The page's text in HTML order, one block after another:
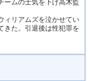
ームの士気を下げ高木監
ィリアムズを泣かせてい
きた。引退後は性犯罪を